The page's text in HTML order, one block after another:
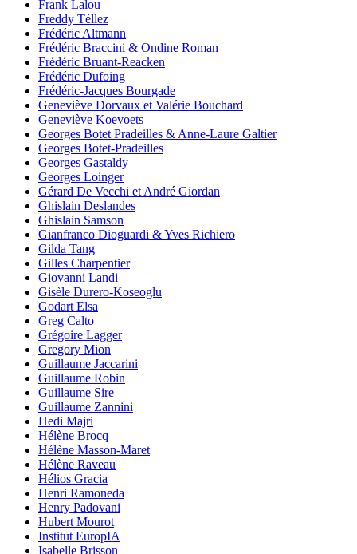
Frank Lalou
Freddy Téllez
Frédéric Altmann
Frédéric Braccini & Ondine Roman
Frédéric Bruant-Reacken
Frédéric Dufoing
Frédéric-Jacques Bourgade
Geneviève Dorvaux et Valérie Bouchard
Geneviève Koevoets
Georges Botet Pradeilles & Anne-Laure Galtier
Georges Botet-Pradeilles
Georges Gastaldy
Georges Loinger
Gérard De Vecchi et André Giordan
Ghislain Deslandes
Ghislain Samson
Gianfranco Dioguardi & Yves Richiero
Gilda Tang
Gilles Charpentier
Giovanni Landi
Gisèle Durero-Koseoglu
Godart Elsa
Greg Calto
Grégoire Lagger
Gregory Mion
Guillaume Jaccarini
Guillaume Robin
Guillaume Sire
Guillaume Zannini
Hedi Majri
Hélène Brocq
Hélène Masson-Maret
Hélène Raveau
Hélios Gracia
Henri Ramoneda
Henry Padovani
Hubert Mourot
Institut EuropIA
Isabelle Brisson